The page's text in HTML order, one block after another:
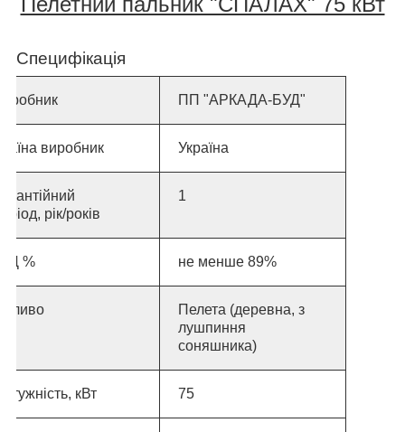
Специфікація
ПП "АРКАДА-БУД"
виробник Україна
рік/років
1
% не менше 89%
Пелета (деревна, з
лушпиння
соняшника)
кВт 75